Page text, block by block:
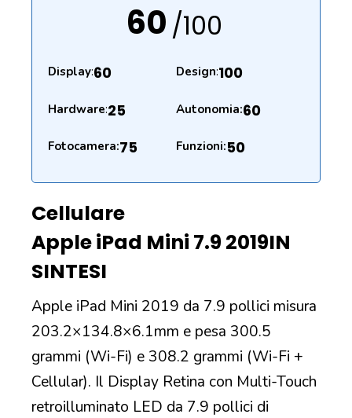
60 /100
Display:60 Design:100
Hardware:25 Autonomia:60
Fotocamera:75 Funzioni:50
Cellulare
Apple iPad Mini 7.9 2019IN
SINTESI
Apple iPad Mini 2019 da 7.9 pollici misura
203.2×134.8×6.1mm e pesa 300.5
grammi (Wi-Fi) e 308.2 grammi (Wi-Fi +
Cellular). Il Display Retina con Multi-Touch
retroilluminato LED da 7.9 pollici di